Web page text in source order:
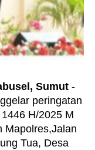
Sumut -
peringatan
H/2025 M
Mapolres,Jalan
Tua, Desa